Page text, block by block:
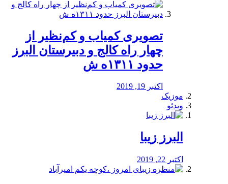
️تصویری کمیاب و کم‌نظیر از
چهار راه كالج و دبيرستان البرز
حدود ۱۳۱۱ه ش
اکتبر 19, 2019
موزیک
ویدئو
البرز زیبا
اکتبر 22, 2019